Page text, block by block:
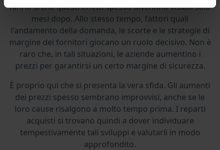
fanno sì che questi effetti spesso diventino visibili solo
mesi dopo. Allo stesso tempo, fattori quali
l'andamento della domanda, le scorte e le strategie di
margine dei fornitori giocano un ruolo decisivo. Non è
raro che, in tali situazioni, le aziende aumentino i
prezzi per garantirsi un certo margine di sicurezza.
È proprio qui che si presenta la vera sfida. Gli aumenti
dei prezzi spesso sembrano improvvisi, anche se le
loro cause risalgono a molto tempo prima. I reparti
acquisti si trovano quindi a dover individuare
tempestivamente tali sviluppi e valutarli in modo
approfondito.